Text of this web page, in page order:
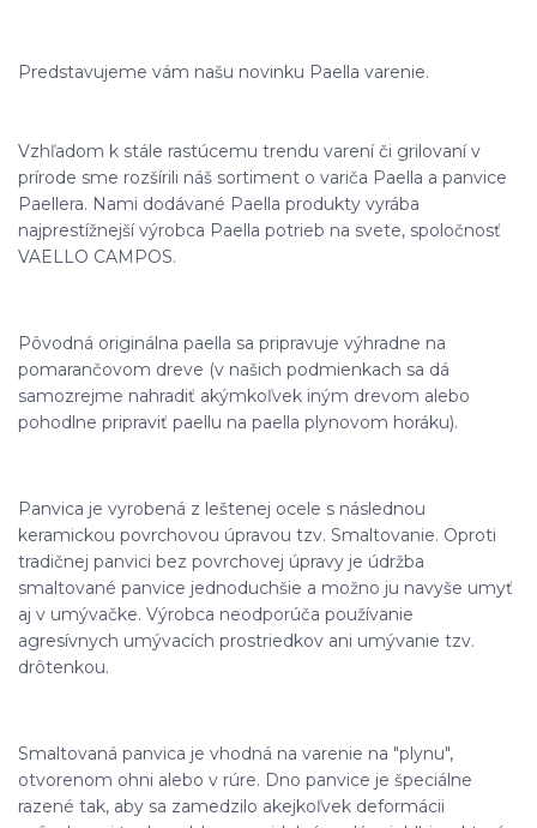
Predstavujeme vám našu novinku Paella varenie.
Vzhľadom k stále rastúcemu trendu varení či grilovaní v
prírode sme rozšírili náš sortiment o variča Paella a panvice
Paellera. Nami dodávané Paella produkty vyrába
najprestížnejší výrobca Paella potrieb na svete, spoločnosť
VAELLO CAMPOS.
Pôvodná originálna paella sa pripravuje výhradne na
pomarančovom dreve (v našich podmienkach sa dá
samozrejme nahradiť akýmkoľvek iným drevom alebo
pohodlne pripraviť paellu na paella plynovom horáku).
Panvica je vyrobená z leštenej ocele s následnou
keramickou povrchovou úpravou tzv. Smaltovanie. Oproti
tradičnej panvici bez povrchovej úpravy je údržba
smaltované panvice jednoduchšie a možno ju navyše umyť
aj v umývačke. Výrobca neodporúča používanie
agresívnych umývacích prostriedkov ani umývanie tzv.
drôtenkou.
Smaltovaná panvica je vhodná na varenie na "plynu",
otvorenom ohni alebo v rúre. Dno panvice je špeciálne
razené tak, aby sa zamedzilo akejkoľvek deformácii